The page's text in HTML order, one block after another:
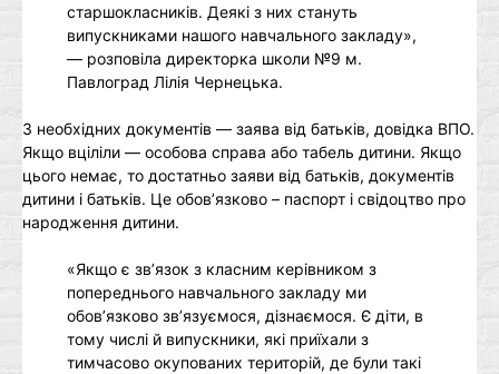
старшокласників. Деякі з них стануть
випускниками нашого навчального закладу»,
— розповіла директорка школи №9 м.
Павлоград Лілія Чернецька.
З необхідних документів — заява від батьків, довідка ВПО.
Якщо вціліли — особова справа або табель дитини. Якщо
цього немає, то достатньо заяви від батьків, документів
дитини і батьків. Це обов’язково – паспорт і свідоцтво про
народження дитини.
«Якщо є зв’язок з класним керівником з
попереднього навчального закладу ми
обов’язково зв’язуємося, дізнаємося. Є діти, в
тому числі й випускники, які приїхали з
тимчасово окупованих територій, де були такі